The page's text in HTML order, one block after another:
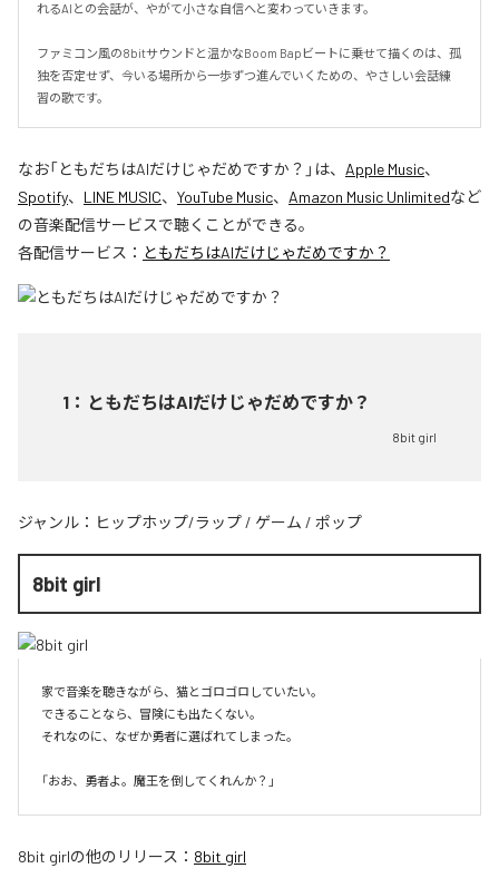
れるAIとの会話が、やがて小さな自信へと変わっていきます。
ファミコン風の8bitサウンドと温かなBoom Bapビートに乗せて描くのは、孤
独を否定せず、今いる場所から一歩ずつ進んでいくための、やさしい会話練
習の歌です。
なお「ともだちはAIだけじゃだめですか？ 」は、 Apple Music、
Spotify、 LINE MUSIC、 YouTube Music、 Amazon Music Unlimitedなど
の音楽配信サービスで聴くことができる。
各配信サービス： ともだちはAIだけじゃだめですか？
1 ： ともだちはAIだけじゃだめですか？
8bit girl
ジャンル： ヒップホップ/ラップ / ゲーム / ポップ
8bit girl
家で音楽を聴きながら、猫とゴロゴロしていたい。
できることなら、冒険にも出たくない。
それなのに、なぜか勇者に選ばれてしまった。
8bit girlの他のリリース： 8bit girl